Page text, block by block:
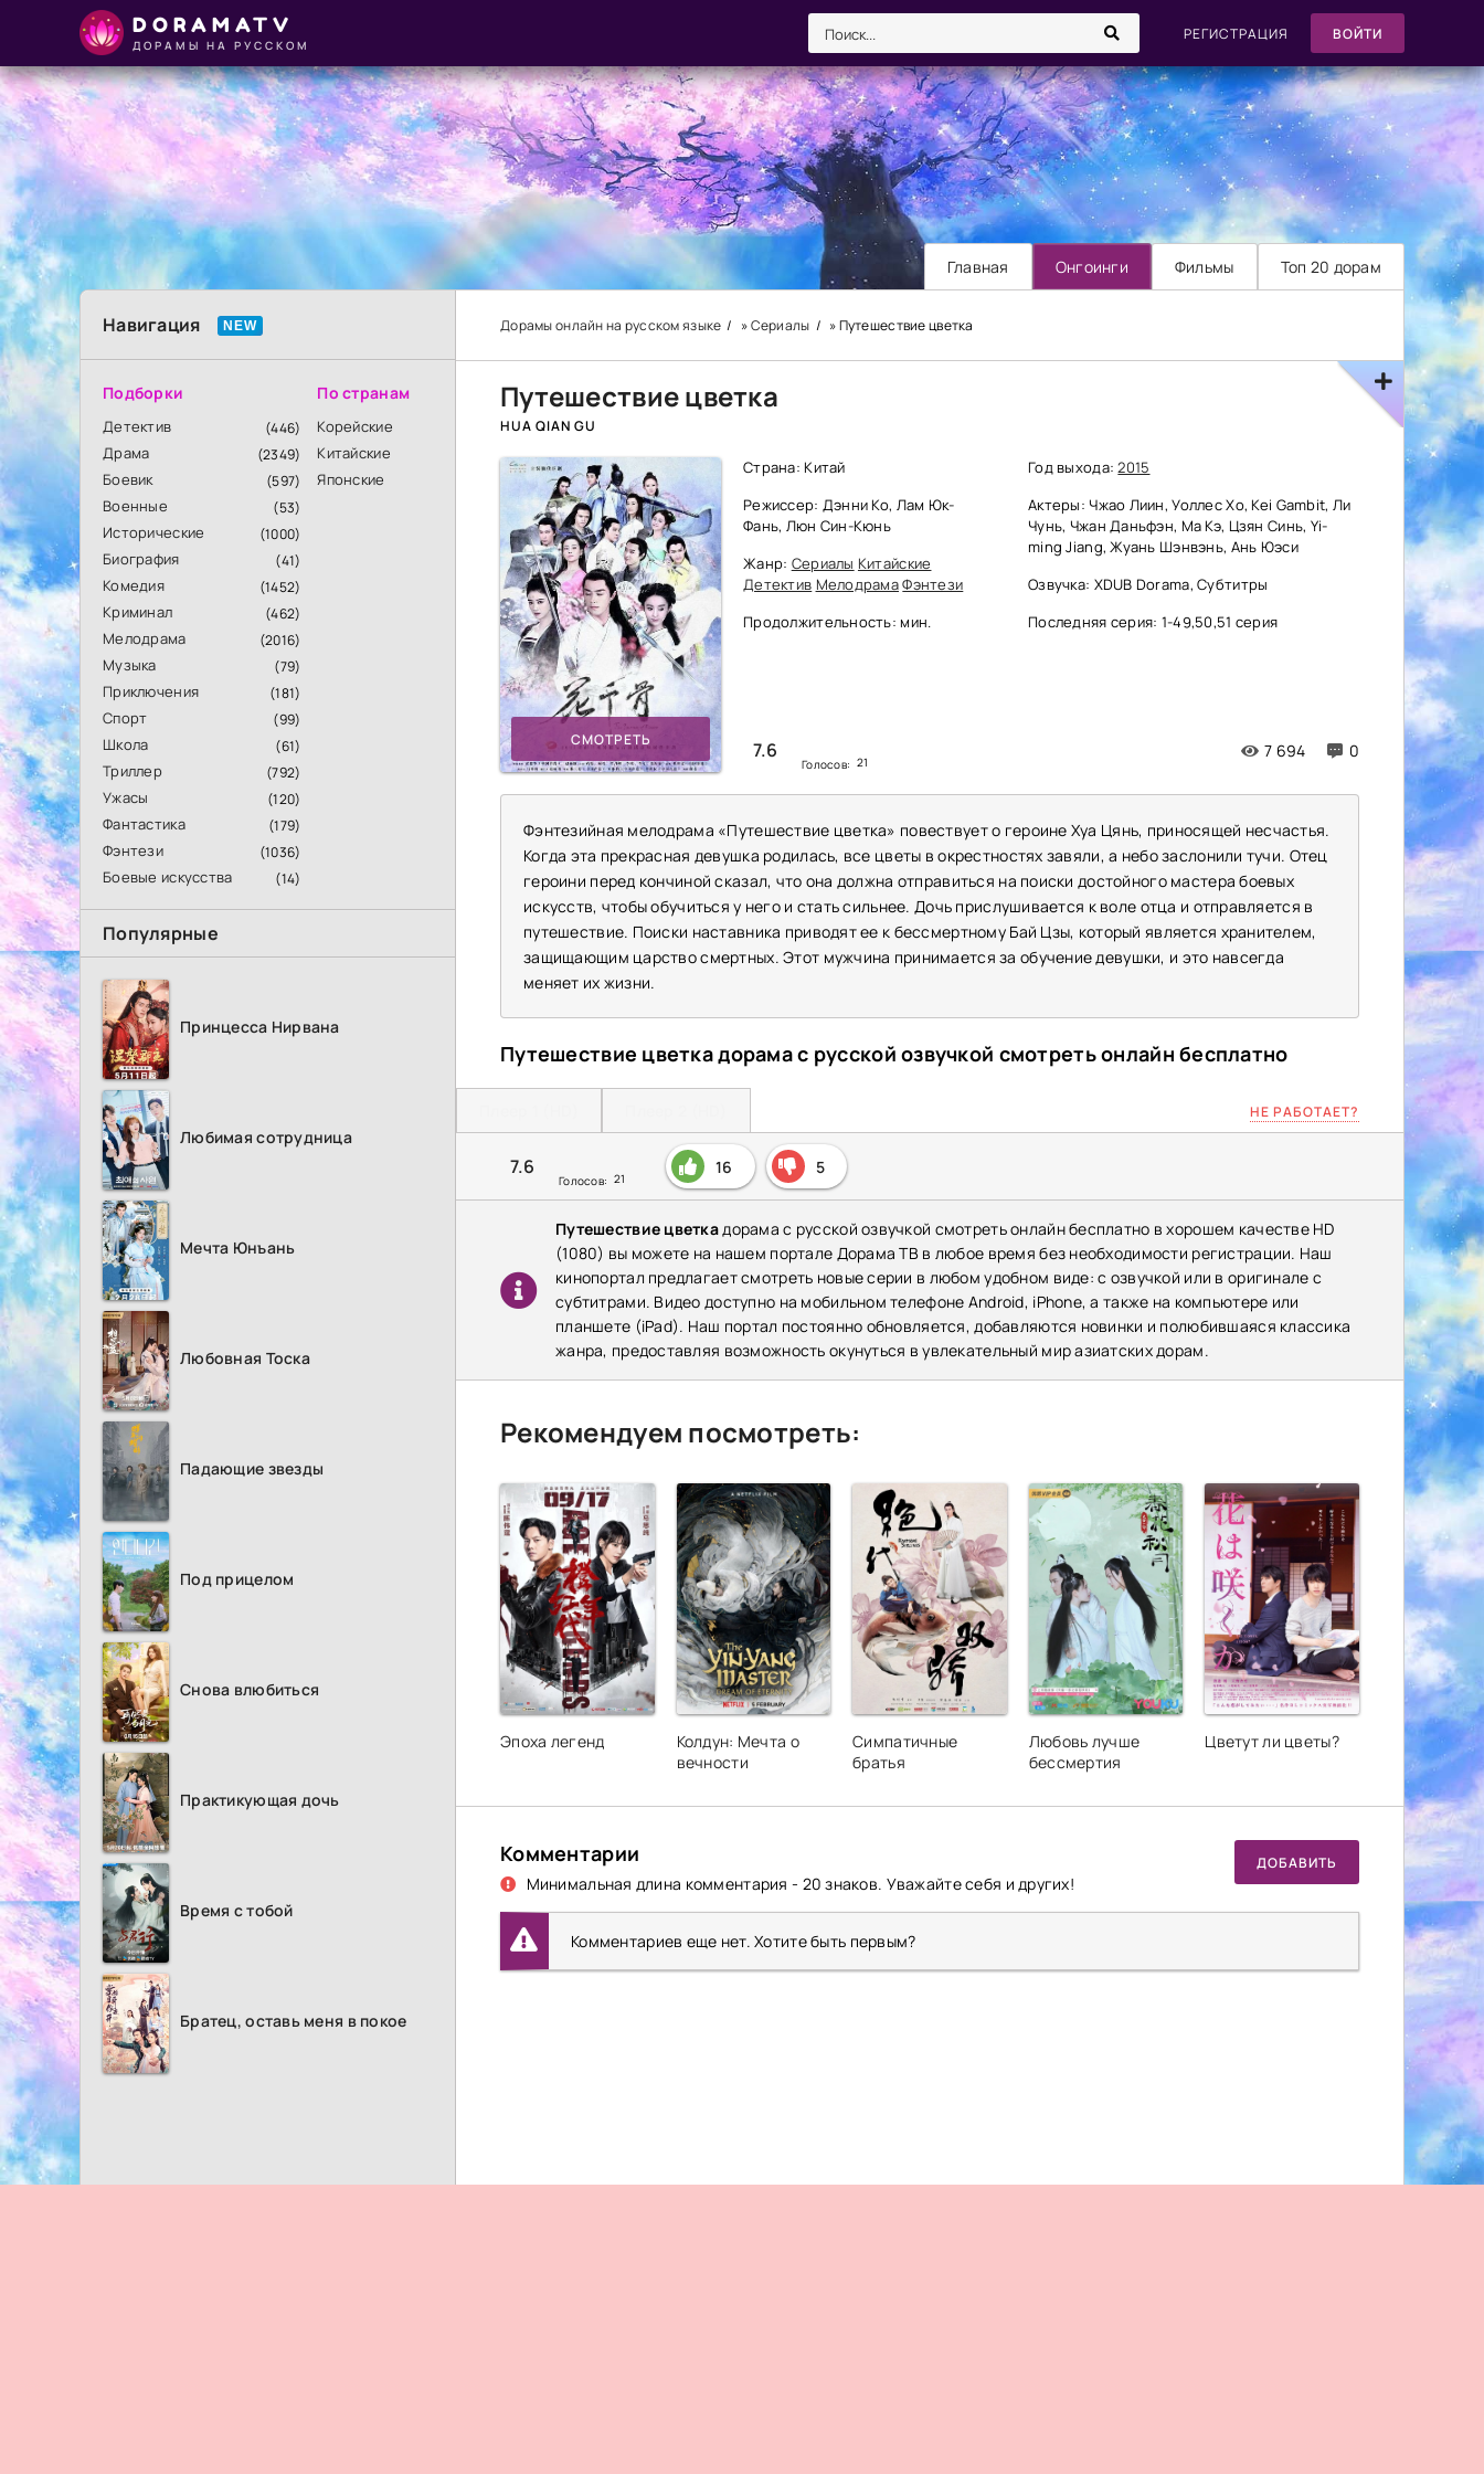
DORAMATV
ДОРАМЫ НА РУССКОМ
РЕГИСТРАЦИЯ ВОЙТИ
Главная Онгоинги Фильмы Топ 20 дорам
Навигация
Подборки
Детектив (446)
Драма (2349)
Боевик (597)
Военные (53)
Исторические (1000)
Биография (41)
Комедия (1452)
Криминал (462)
Мелодрама (2016)
Музыка (79)
Приключения (181)
Спорт (99)
Школа (61)
Триллер (792)
Ужасы (120)
Фантастика (179)
Фэнтези (1036)
Боевые искусства (14)
По странам
Корейские
Китайские
Японские
Популярные
Принцесса Нирвана
Любимая сотрудница
Мечта Юнъань
Любовная Тоска
Падающие звезды
Под прицелом
Снова влюбиться
Практикующая дочь
Время с тобой
Братец, оставь меня в покое
Дорамы онлайн на русском языке »Сериалы » Путешествие цветка
Путешествие цветка
HUA QIAN GU
СМОТРЕТЬ
Страна: Китай
Режиссер: Дэнни Ко, Лам Юк-
Фань, Люн Син-Кюнь
Жанр: Сериалы Китайские
Детектив МелодрамаФэнтези
Продолжительность: мин.
7.6
Голосов: 21
7 694 0
Год выхода:2015
Актеры: Чжао Лиин, Уоллес Хо, Kei Gambit, Ли
Чунь, Чжан Даньфэн, Ма Кэ, Цзян Синь, Yi-
ming Jiang, Жуань Шэнвэнь, Ань Юэси
Озвучка: XDUB Dorama, Субтитры
Последняя серия: 1-49,50,51 серия
Фэнтезийная мелодрама «Путешествие цветка» повествует о героине Хуа Цянь, приносящей несчастья.
Когда эта прекрасная девушка родилась, все цветы в окрестностях завяли, а небо заслонили тучи. Отец
героини перед кончиной сказал, что она должна отправиться на поиски достойного мастера боевых
искусств, чтобы обучиться у него и стать сильнее. Дочь прислушивается к воле отца и отправляется в
путешествие. Поиски наставника приводят ее к бессмертному Бай Цзы, который является хранителем,
защищающим царство смертных. Этот мужчина принимается за обучение девушки, и это навсегда
меняет их жизни.
Путешествие цветка дорама с русской озвучкой смотреть онлайн бесплатно
НЕ РАБОТАЕТ?
7.6
Голосов: 21
16 5
Путешествие цветкадорама с русской озвучкой смотреть онлайн бесплатно в хорошем качестве HD
(1080) вы можете на нашем портале Дорама ТВ в любое время без необходимости регистрации. Наш
кинопортал предлагает смотреть новые серии в любом удобном виде: с озвучкой или в оригинале с
субтитрами. Видео доступно на мобильном телефоне Android, iPhone, а также на компьютере или
планшете (iPad). Наш портал постоянно обновляется, добавляются новинки и полюбившаяся классика
жанра, предоставляя возможность окунуться в увлекательный мир азиатских дорам.
Рекомендуем посмотреть:
Эпоха легенд
Колдун: Мечта о
вечности
Симпатичные
братья
Любовь лучше
бессмертия
Цветут ли цветы?
Комментарии
Минимальная длина комментария - 20 знаков. Уважайте себя и других!
ДОБАВИТЬ
Комментариев еще нет. Хотите быть первым?